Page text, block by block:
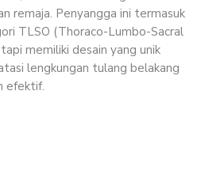
remaja. Penyangga ini termasuk
TLSO (Thoraco-Lumbo-Sacral
memiliki desain yang unik
lengkungan tulang belakang
efektif.